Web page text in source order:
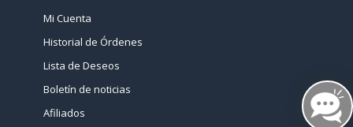
Mi Cuenta
Historial de Órdenes
Lista de Deseos
Boletín de noticias
Afiliados